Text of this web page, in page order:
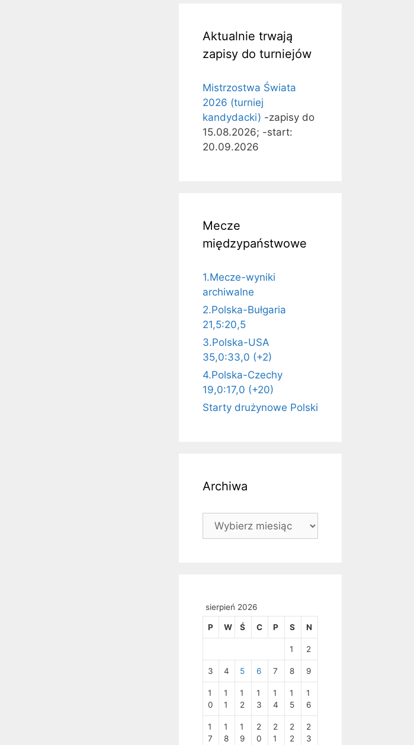
Aktualnie trwają
zapisy do turniejów
Mistrzostwa Świata
2026 (turniej
kandydacki) -zapisy do
15.08.2026; -start:
20.09.2026
Mecze
międzypaństwowe
1.Mecze-wyniki
archiwalne
2.Polska-Bułgaria
21,5:20,5
3.Polska-USA
35,0:33,0 (+2)
4.Polska-Czechy
19,0:17,0 (+20)
Starty drużynowe Polski
Archiwa
Archiwa
sierpień 2026
P W Ś C P S N
1 2
3 4 5 6 7 8 9
1
0
1
1
1
2
1
3
1
4
1
5
1
6
1
7
1
8
1
9
2
0
2
1
2
2
2
3